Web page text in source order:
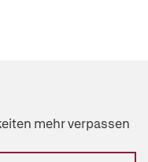
mehr verpassen